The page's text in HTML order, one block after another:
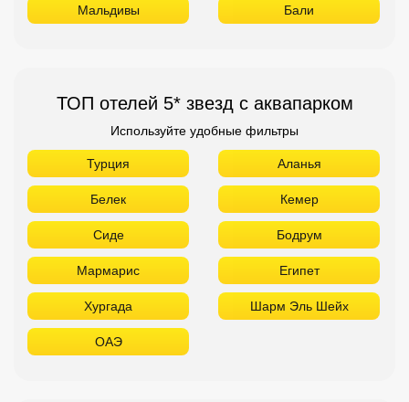
Мальдивы Бали
ТОП отелей 5* звезд с аквапарком
Используйте удобные фильтры
Турция Аланья
Белек Кемер
Сиде Бодрум
Мармарис Египет
Хургада Шарм Эль Шейх
ОАЭ